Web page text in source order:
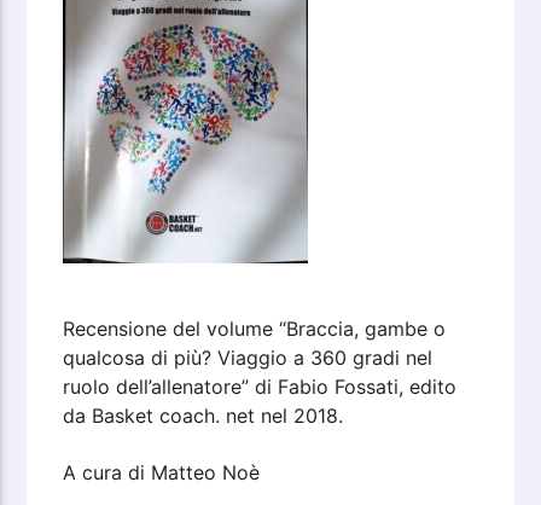
Recensione del volume “Braccia, gambe o
qualcosa di più? Viaggio a 360 gradi nel
ruolo dell’allenatore” di Fabio Fossati, edito
da Basket coach. net nel 2018.
A cura di Matteo Noè